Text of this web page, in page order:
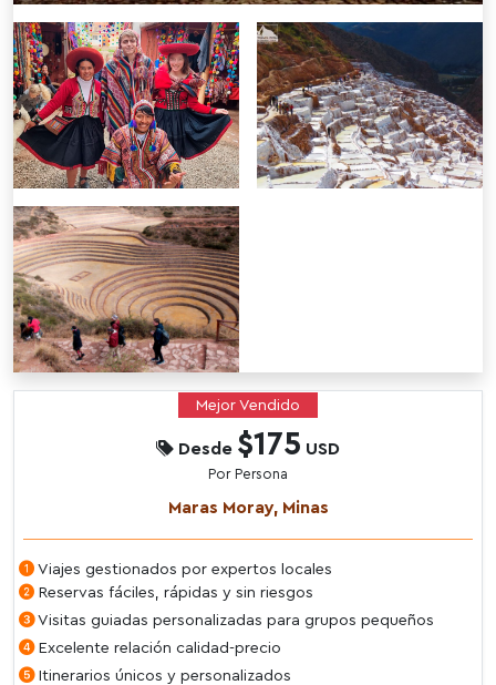
Mejor Vendido
Desde $175 USD
Por Persona
Maras Moray, Minas
Viajes gestionados por expertos locales
Reservas fáciles, rápidas y sin riesgos
Visitas guiadas personalizadas para grupos pequeños
Excelente relación calidad-precio
Itinerarios únicos y personalizados